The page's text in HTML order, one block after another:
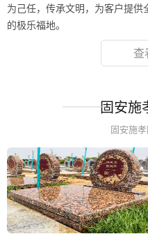
为己任，传承文明，为客户提
的极乐福地。
查
固安施
固安施